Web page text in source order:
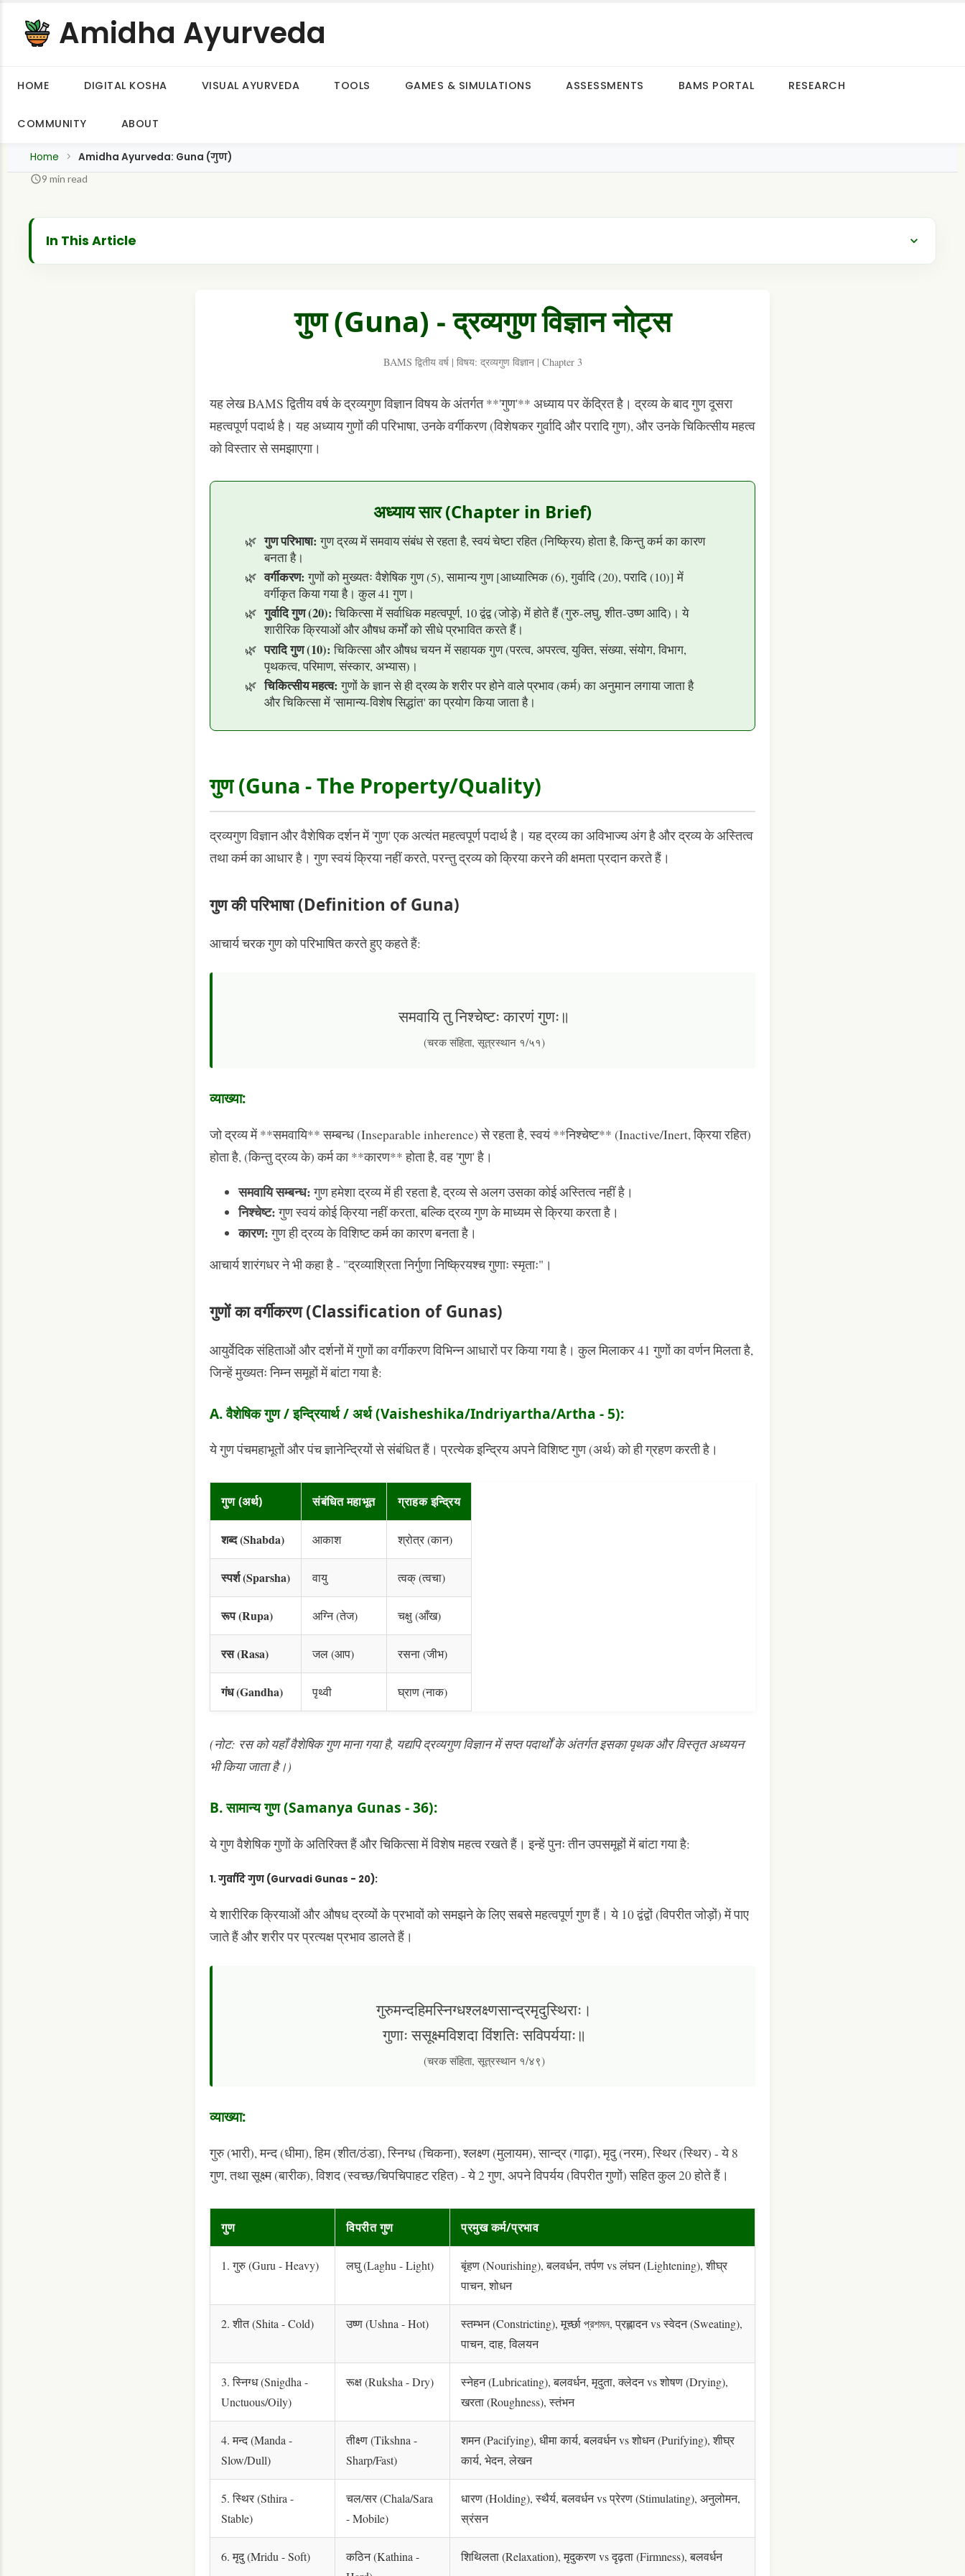
Amidha Ayurveda
HOME DIGITAL KOSHA VISUAL AYURVEDA TOOLS GAMES & SIMULATIONS ASSESSMENTS BAMS PORTAL RESEARCH
COMMUNITY ABOUT
Home Amidha Ayurveda: Guna (गुण)
9 min read
In This Article
अध्याय सार (Chapter in Brief)
परीक्षा-उपयोगी प्रश्न (Exam-Oriented Questions)
दीर्घ उत्तरीय प्रश्न (10 Marks Questions)
अति लघु उत्तरीय प्रश्न (2 Marks Questions)
गुण (Guna) - द्रव्यगुण विज्ञान नोट्स
BAMS द्वितीय वर्ष | विषय: द्रव्यगुण विज्ञान | Chapter 3
यह लेख BAMS द्वितीय वर्ष के द्रव्यगुण विज्ञान विषय के अंतर्गत **'गुण'** अध्याय पर केंद्रित है। द्रव्य के बाद गुण दूसरा
महत्वपूर्ण पदार्थ है। यह अध्याय गुणों की परिभाषा, उनके वर्गीकरण (विशेषकर गुर्वादि और परादि गुण), और उनके चिकित्सीय महत्व
को विस्तार से समझाएगा।
अध्याय सार (Chapter in Brief)
गुण परिभाषा: गुण द्रव्य में समवाय संबंध से रहता है, स्वयं चेष्टा रहित (निष्क्रिय) होता है, किन्तु कर्म का कारण
बनता है।
वर्गीकरण: गुणों को मुख्यतः वैशेषिक गुण (5), सामान्य गुण [आध्यात्मिक (6), गुर्वादि (20), परादि (10)] में
वर्गीकृत किया गया है। कुल 41 गुण।
गुर्वादि गुण (20): चिकित्सा में सर्वाधिक महत्वपूर्ण, 10 द्वंद्व (जोड़े) में होते हैं (गुरु-लघु, शीत-उष्ण आदि)। ये
शारीरिक क्रियाओं और औषध कर्मों को सीधे प्रभावित करते हैं।
परादि गुण (10): चिकित्सा और औषध चयन में सहायक गुण (परत्व, अपरत्व, युक्ति, संख्या, संयोग, विभाग,
पृथकत्व, परिमाण, संस्कार, अभ्यास)।
चिकित्सीय महत्व: गुणों के ज्ञान से ही द्रव्य के शरीर पर होने वाले प्रभाव (कर्म) का अनुमान लगाया जाता है
और चिकित्सा में 'सामान्य-विशेष सिद्धांत' का प्रयोग किया जाता है।
गुण (Guna - The Property/Quality)
द्रव्यगुण विज्ञान और वैशेषिक दर्शन में 'गुण' एक अत्यंत महत्वपूर्ण पदार्थ है। यह द्रव्य का अविभाज्य अंग है और द्रव्य के अस्तित्व
तथा कर्म का आधार है। गुण स्वयं क्रिया नहीं करते, परन्तु द्रव्य को क्रिया करने की क्षमता प्रदान करते हैं।
गुण की परिभाषा (Definition of Guna)
आचार्य चरक गुण को परिभाषित करते हुए कहते हैं:
समवायि तु निश्चेष्टः कारणं गुणः॥
(चरक संहिता, सूत्रस्थान १/५१)
व्याख्या:
जो द्रव्य में **समवायि** सम्बन्ध (Inseparable inherence) से रहता है, स्वयं **निश्चेष्ट** (Inactive/Inert, क्रिया रहित)
होता है, (किन्तु द्रव्य के) कर्म का **कारण** होता है, वह 'गुण' है।
समवायि सम्बन्ध:गुण हमेशा द्रव्य में ही रहता है, द्रव्य से अलग उसका कोई अस्तित्व नहीं है।
निश्चेष्ट:गुण स्वयं कोई क्रिया नहीं करता, बल्कि द्रव्य गुण के माध्यम से क्रिया करता है।
कारण:गुण ही द्रव्य के विशिष्ट कर्म का कारण बनता है।
आचार्य शारंगधर ने भी कहा है - "द्रव्याश्रिता निर्गुणा निष्क्रियश्च गुणाः स्मृताः"।
गुणों का वर्गीकरण (Classification of Gunas)
आयुर्वेदिक संहिताओं और दर्शनों में गुणों का वर्गीकरण विभिन्न आधारों पर किया गया है। कुल मिलाकर 41 गुणों का वर्णन मिलता है,
जिन्हें मुख्यतः निम्न समूहों में बांटा गया है:
A. वैशेषिक गुण / इन्द्रियार्थ / अर्थ (Vaisheshika/Indriyartha/Artha - 5):
ये गुण पंचमहाभूतों और पंच ज्ञानेन्द्रियों से संबंधित हैं। प्रत्येक इन्द्रिय अपने विशिष्ट गुण (अर्थ) को ही ग्रहण करती है।
गुण (अर्थ) संबंधित महाभूत ग्राहक इन्द्रिय
शब्द (Shabda) आकाश श्रोत्र (कान)
स्पर्श (Sparsha) वायु त्वक् (त्वचा)
रूप (Rupa) अग्नि (तेज) चक्षु (आँख)
रस (Rasa) जल (आप) रसना (जीभ)
गंध (Gandha) पृथ्वी घ्राण (नाक)
(नोट: रस को यहाँ वैशेषिक गुण माना गया है, यद्यपि द्रव्यगुण विज्ञान में सप्त पदार्थों के अंतर्गत इसका पृथक और विस्तृत अध्ययन
भी किया जाता है।)
B. सामान्य गुण (Samanya Gunas - 36):
ये गुण वैशेषिक गुणों के अतिरिक्त हैं और चिकित्सा में विशेष महत्व रखते हैं। इन्हें पुनः तीन उपसमूहों में बांटा गया है:
1. गुर्वादि गुण (Gurvadi Gunas - 20):
ये शारीरिक क्रियाओं और औषध द्रव्यों के प्रभावों को समझने के लिए सबसे महत्वपूर्ण गुण हैं। ये 10 द्वंद्वों (विपरीत जोड़ों) में पाए
जाते हैं और शरीर पर प्रत्यक्ष प्रभाव डालते हैं।
गुरुमन्दहिमस्निग्धश्लक्ष्णसान्द्रमृदुस्थिराः।
गुणाः ससूक्ष्मविशदा विंशतिः सविपर्ययाः॥
(चरक संहिता, सूत्रस्थान १/४९)
व्याख्या:
गुरु (भारी), मन्द (धीमा), हिम (शीत/ठंडा), स्निग्ध (चिकना), श्लक्ष्ण (मुलायम), सान्द्र (गाढ़ा), मृदु (नरम), स्थिर (स्थिर) - ये 8
गुण, तथा सूक्ष्म (बारीक), विशद (स्वच्छ/चिपचिपाहट रहित) - ये 2 गुण, अपने विपर्यय (विपरीत गुणों) सहित कुल 20 होते हैं।
गुण विपरीत गुण प्रमुख कर्म/प्रभाव
1. गुरु (Guru - Heavy) लघु (Laghu - Light)
बृंहण (Nourishing), बलवर्धन, तर्पण vs लंघन (Lightening), शीघ्र
पाचन, शोधन
2. शीत (Shita - Cold) उष्ण (Ushna - Hot)
स्तम्भन (Constricting), मूर्च्छा প্রশমন, प्रह्लादन vs स्वेदन (Sweating),
पाचन, दाह, विलयन
3. स्निग्ध (Snigdha -
Unctuous/Oily)
रूक्ष (Ruksha - Dry)
स्नेहन (Lubricating), बलवर्धन, मृदुता, क्लेदन vs शोषण (Drying),
खरता (Roughness), स्तंभन
4. मन्द (Manda -
Slow/Dull)
तीक्ष्ण (Tikshna -
Sharp/Fast)
शमन (Pacifying), धीमा कार्य, बलवर्धन vs शोधन (Purifying), शीघ्र
कार्य, भेदन, लेखन
5. स्थिर (Sthira -
Stable)
चल/सर (Chala/Sara
- Mobile)
धारण (Holding), स्थैर्य, बलवर्धन vs प्रेरण (Stimulating), अनुलोमन,
स्रंसन
6. मृदु (Mridu - Soft)
कठिन (Kathina -
शिथिलता (Relaxation), मृदुकरण vs दृढ़ता (Firmness), बलवर्धन